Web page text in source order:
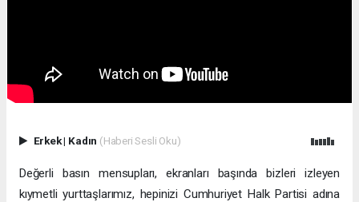
Erkek| Kadın (Haberi Sesli Oku)
Değerli basın mensupları, ekranları başında bizleri izleyen
kıymetli yurttaşlarımız, hepinizi Cumhuriyet Halk Partisi adına